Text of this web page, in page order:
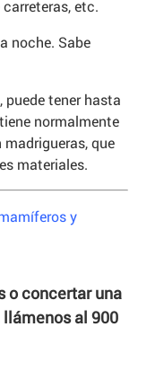
etc.
noche. Sabe
tener hasta
normalmente
que
materiales.
y
o concertar una
al 900